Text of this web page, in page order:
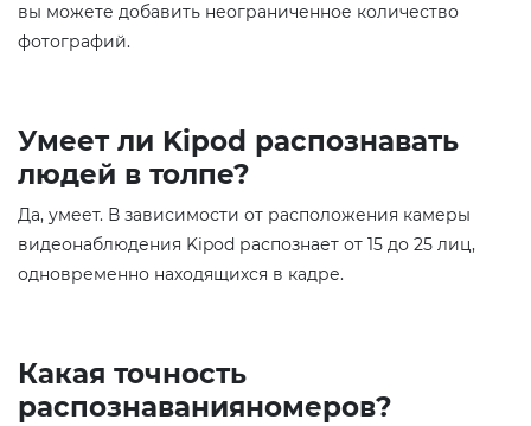
вы можете добавить неограниченное количество
фотографий.
Умеет ли Kipod распознавать
людей в толпе?
Да, умеет. В зависимости от расположения камеры
видеонаблюдения Kipod распознает от 15 до 25 лиц,
одновременно находящихся в кадре.
Какая точность
распознаванияномеров?